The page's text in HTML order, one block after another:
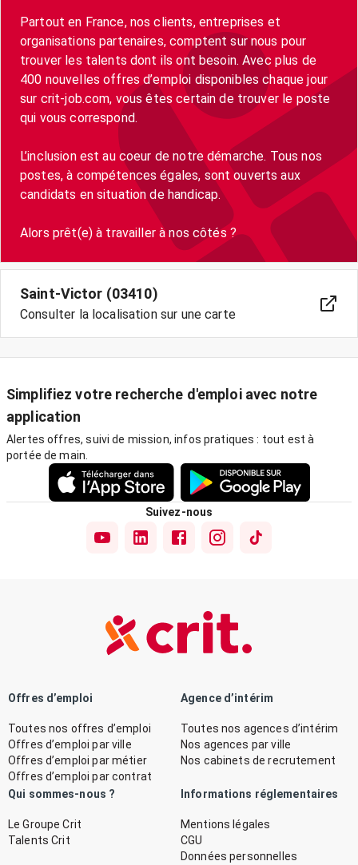
Partout en France, nos clients, entreprises et
organisations partenaires, comptent sur nous pour
trouver les talents dont ils ont besoin. Avec plus de
400 nouvelles offres d’emploi disponibles chaque jour
sur crit-job.com, vous êtes certain de trouver le poste
qui vous correspond.
L’inclusion est au coeur de notre démarche. Tous nos
postes, à compétences égales, sont ouverts aux
candidats en situation de handicap.
Alors prêt(e) à travailler à nos côtés ?
Saint-Victor (03410)
Consulter la localisation sur une carte
Simplifiez votre recherche d'emploi avec notre
application
Alertes offres, suivi de mission, infos pratiques : tout est à
portée de main.
Suivez-nous
Offres d’emploi
Toutes nos offres d’emploi
Offres d’emploi par ville
Offres d’emploi par métier
Offres d’emploi par contrat
Agence d’intérim
Toutes nos agences d’intérim
Nos agences par ville
Nos cabinets de recrutement
Qui sommes-nous ?
Le Groupe Crit
Talents Crit
Informations réglementaires
Mentions légales
CGU
Données personnelles